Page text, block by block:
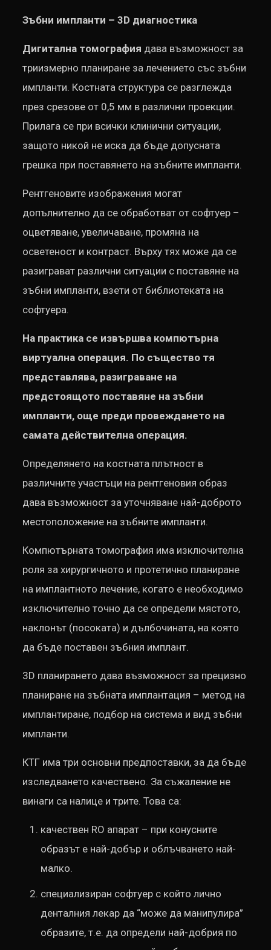
Зъбни импланти – 3D диагностика
Дигиталнатомография дава възможност за
триизмерно планиране за лечението със зъбни
импланти. Костната структура се разглежда
през срезове от 0,5 мм в различни проекции.
Прилага се при всички клинични ситуации,
защото никой не иска да бъде допусната
грешка при поставянето на зъбните импланти.
Рентгеновите изображения могат
допълнително да се обработват от софтуер –
оцветяване, увеличаване, промяна на
осветеност и контраст. Върху тях може да се
разиграват различни ситуации с поставяне на
зъбни импланти, взети от библиотеката на
софтуера.
На практика се извършва компютърна
виртуална операция. По същество тя
представлява, разиграване на
предстоящото поставяне на зъбни
импланти, още преди провеждането на
самата действителна операция.
Определянето на костната плътност в
различните участъци на рентгеновия образ
дава възможност за уточняване най-доброто
местоположение на зъбните импланти.
Компютърната томография има изключителна
роля за хирургичното и протетично планиране
на имплантното лечение, когато е необходимо
изключително точно да се определи мястото,
наклонът (посоката) и дълбочината, на която
да бъде поставен зъбния имплант.
3D планирането дава възможност за прецизно
планиране на зъбната имплантация – метод на
имплантиране, подбор на система и вид зъбни
импланти.
КТГ има три основни предпоставки, за да бъде
изследването качествено. За съжаление не
винаги са налице и трите. Това са:
качествен RO апарат – при конусните
образът е най-добър и облъчването най-
малко.
специализиран софтуер с който лично
денталния лекар да “може да манипулира”
образите, т.е. да определи най-добрия по